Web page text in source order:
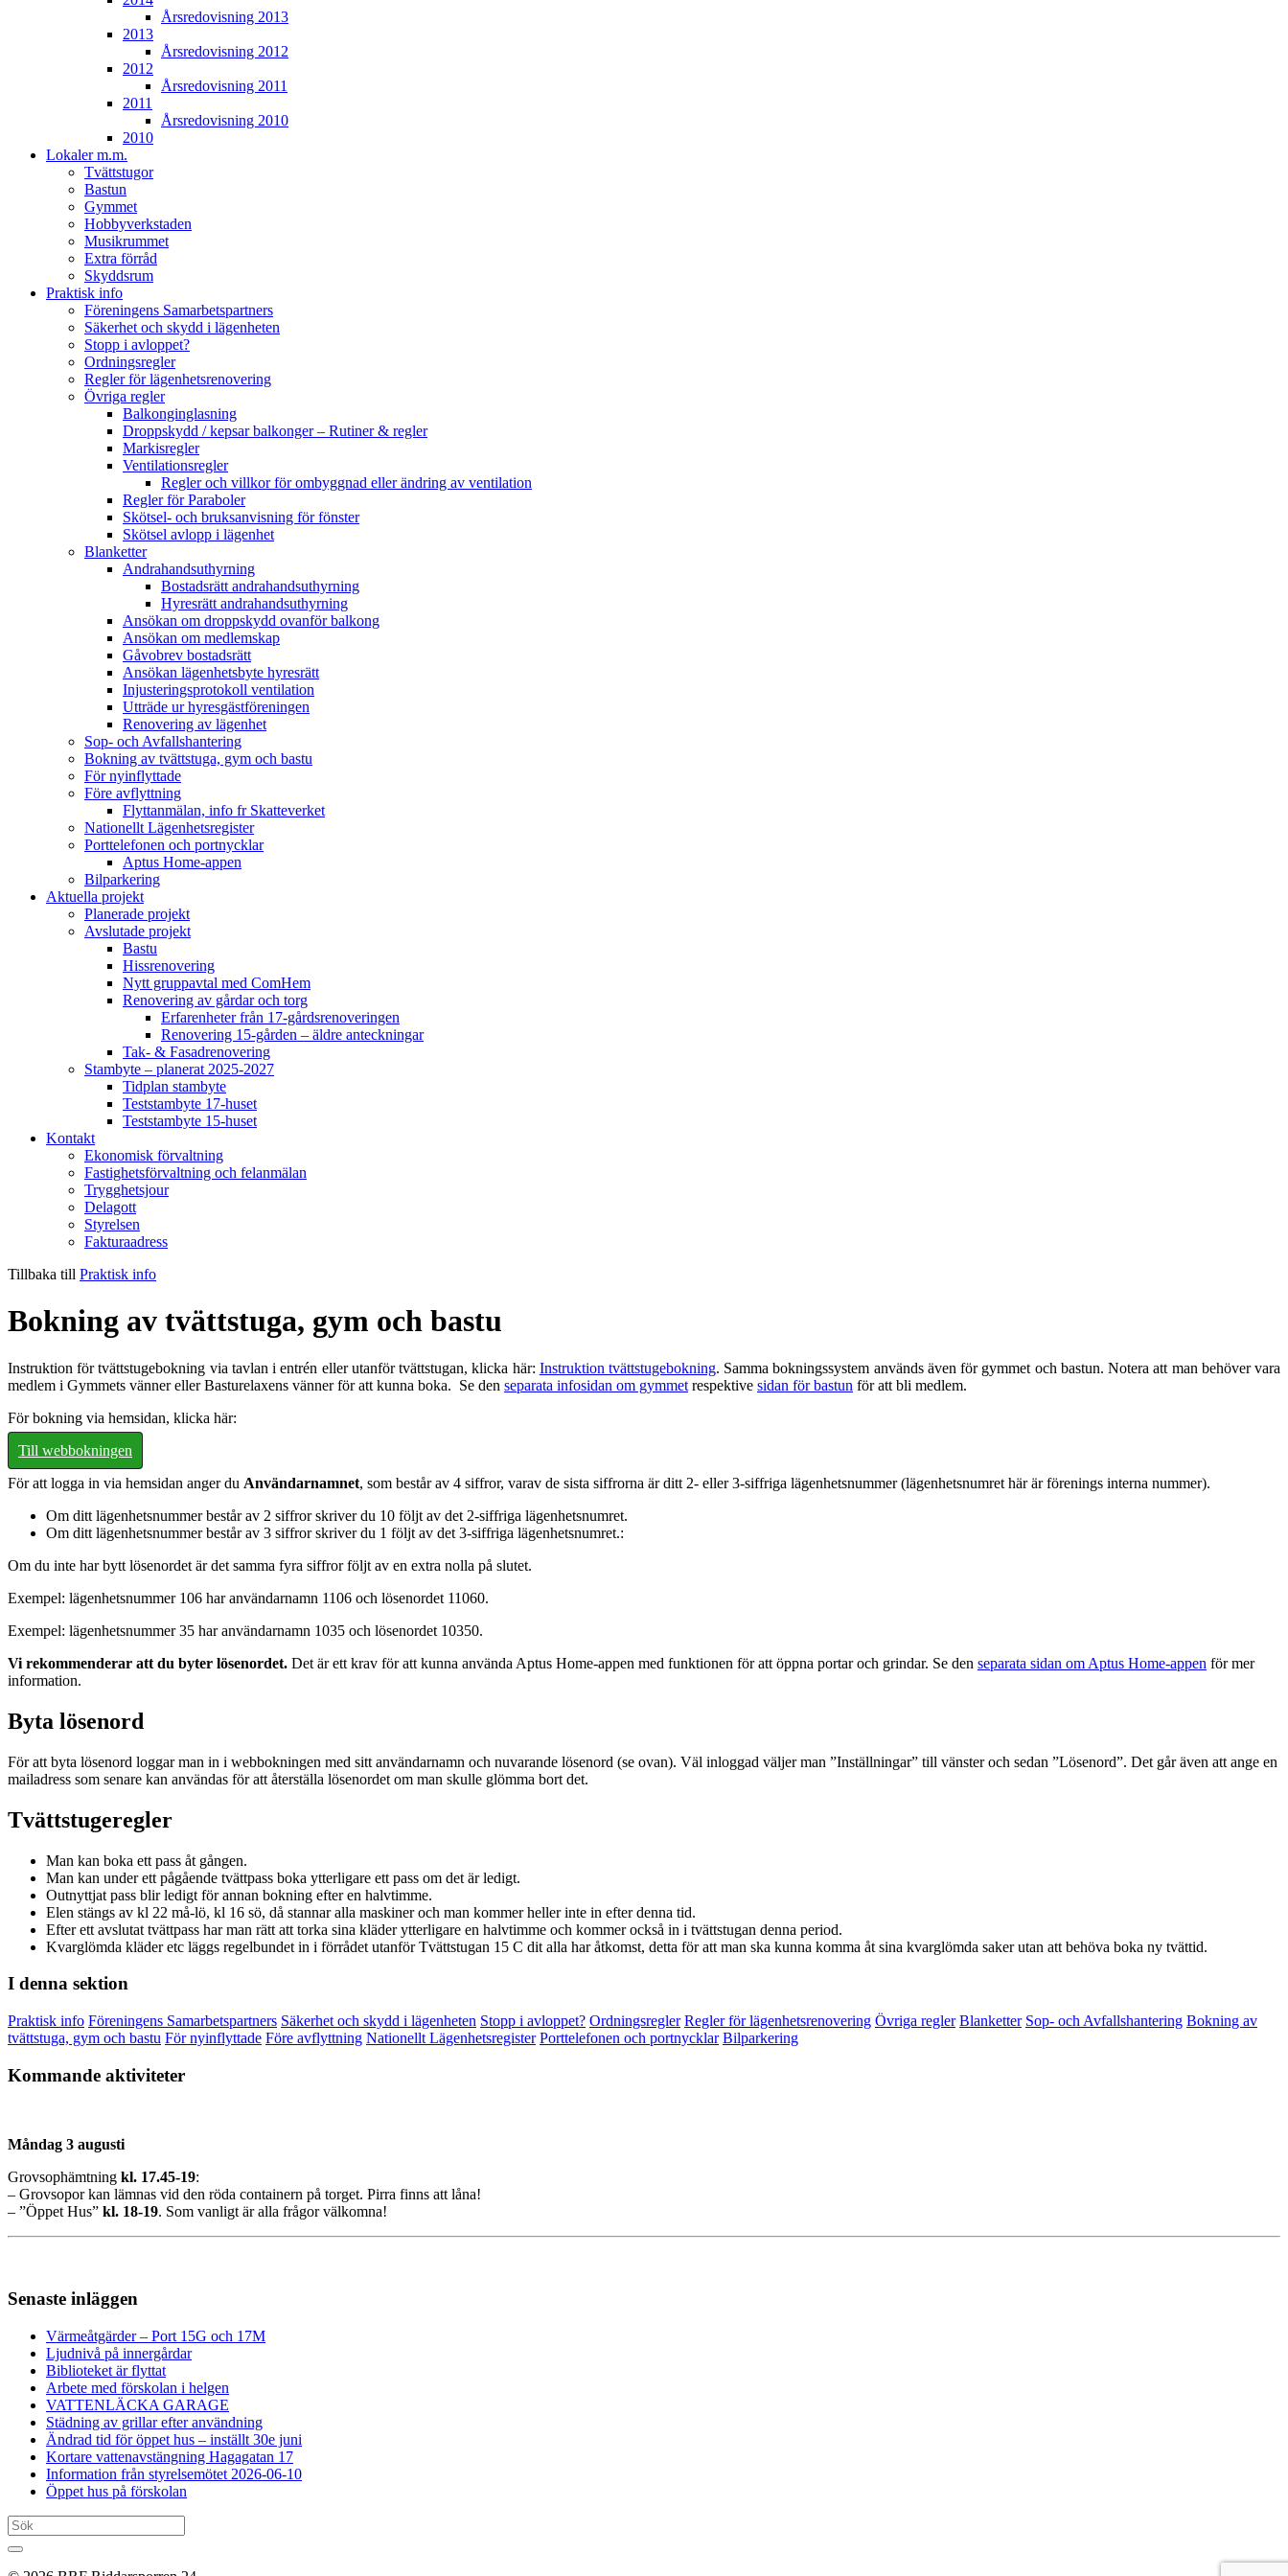
Årsredovisning 2013
2013
Årsredovisning 2012
2012
Årsredovisning 2011
2011
Årsredovisning 2010
2010
Lokaler m.m.
Tvättstugor
Bastun
Gymmet
Hobbyverkstaden
Musikrummet
Extra förråd
Skyddsrum
Praktisk info
Föreningens Samarbetspartners
Säkerhet och skydd i lägenheten
Stopp i avloppet?
Ordningsregler
Regler för lägenhetsrenovering
Övriga regler
Balkonginglasning
Droppskydd / kepsar balkonger – Rutiner & regler
Markisregler
Ventilationsregler
Regler och villkor för ombyggnad eller ändring av ventilation
Regler för Paraboler
Skötsel- och bruksanvisning för fönster
Skötsel avlopp i lägenhet
Blanketter
Andrahandsuthyrning
Bostadsrätt andrahandsuthyrning
Hyresrätt andrahandsuthyrning
Ansökan om droppskydd ovanför balkong
Ansökan om medlemskap
Gåvobrev bostadsrätt
Ansökan lägenhetsbyte hyresrätt
Injusteringsprotokoll ventilation
Utträde ur hyresgästföreningen
Renovering av lägenhet
Sop- och Avfallshantering
Bokning av tvättstuga, gym och bastu
För nyinflyttade
Före avflyttning
Flyttanmälan, info fr Skatteverket
Nationellt Lägenhetsregister
Porttelefonen och portnycklar
Aptus Home-appen
Bilparkering
Aktuella projekt
Planerade projekt
Avslutade projekt
Bastu
Hissrenovering
Nytt gruppavtal med ComHem
Renovering av gårdar och torg
Erfarenheter från 17-gårdsrenoveringen
Renovering 15-gården – äldre anteckningar
Tak- & Fasadrenovering
Stambyte – planerat 2025-2027
Tidplan stambyte
Teststambyte 17-huset
Teststambyte 15-huset
Kontakt
Ekonomisk förvaltning
Fastighetsförvaltning och felanmälan
Trygghetsjour
Delagott
Styrelsen
Fakturaadress
Tillbaka till Praktisk info
Bokning av tvättstuga, gym och bastu
Instruktion för tvättstugebokning via tavlan i entrén eller utanför tvättstugan, klicka här: Instruktion tvättstugebokning. Samma bokningssystem används även för gymmet och bastun. Notera att man behöver vara
medlem i Gymmets vänner eller Basturelaxens vänner för att kunna boka. Se den separata infosidan om gymmet respektive sidan för bastun för att bli medlem.
För bokning via hemsidan, klicka här:
Till webbokningen
För att logga in via hemsidan anger du Användarnamnet, som består av 4 siffror, varav de sista siffrorna är ditt 2- eller 3-siffriga lägenhetsnummer (lägenhetsnumret här är förenings interna nummer).
Om ditt lägenhetsnummer består av 2 siffror skriver du 10 följt av det 2-siffriga lägenhetsnumret.
Om ditt lägenhetsnummer består av 3 siffror skriver du 1 följt av det 3-siffriga lägenhetsnumret.:
Om du inte har bytt lösenordet är det samma fyra siffror följt av en extra nolla på slutet.
Exempel: lägenhetsnummer 106 har användarnamn 1106 och lösenordet 11060.
Exempel: lägenhetsnummer 35 har användarnamn 1035 och lösenordet 10350.
Vi rekommenderar att du byter lösenordet. Det är ett krav för att kunna använda Aptus Home-appen med funktionen för att öppna portar och grindar. Se den separata sidan om Aptus Home-appen för mer
information.
Byta lösenord
För att byta lösenord loggar man in i webbokningen med sitt användarnamn och nuvarande lösenord (se ovan). Väl inloggad väljer man ”Inställningar” till vänster och sedan ”Lösenord”. Det går även att ange en
mailadress som senare kan användas för att återställa lösenordet om man skulle glömma bort det.
Tvättstugeregler
Man kan boka ett pass åt gången.
Man kan under ett pågående tvättpass boka ytterligare ett pass om det är ledigt.
Outnyttjat pass blir ledigt för annan bokning efter en halvtimme.
Elen stängs av kl 22 må-lö, kl 16 sö, då stannar alla maskiner och man kommer heller inte in efter denna tid.
Efter ett avslutat tvättpass har man rätt att torka sina kläder ytterligare en halvtimme och kommer också in i tvättstugan denna period.
Kvarglömda kläder etc läggs regelbundet in i förrådet utanför Tvättstugan 15 C dit alla har åtkomst, detta för att man ska kunna komma åt sina kvarglömda saker utan att behöva boka ny tvättid.
I denna sektion
Praktisk info Föreningens Samarbetspartners Säkerhet och skydd i lägenheten Stopp i avloppet? Ordningsregler Regler för lägenhetsrenovering Övriga regler Blanketter Sop- och Avfallshantering Bokning av
tvättstuga, gym och bastu För nyinflyttade Före avflyttning Nationellt Lägenhetsregister Porttelefonen och portnycklar Bilparkering
Kommande aktiviteter
Måndag 3 augusti
Grovsophämtning kl. 17.45-19:
– Grovsopor kan lämnas vid den röda containern på torget. Pirra finns att låna!
– ”Öppet Hus” kl. 18-19. Som vanligt är alla frågor välkomna!
Senaste inläggen
Värmeåtgärder – Port 15G och 17M
Ljudnivå på innergårdar
Biblioteket är flyttat
Arbete med förskolan i helgen
VATTENLÄCKA GARAGE
Städning av grillar efter användning
Ändrad tid för öppet hus – inställt 30e juni
Kortare vattenavstängning Hagagatan 17
Information från styrelsemötet 2026-06-10
Öppet hus på förskolan